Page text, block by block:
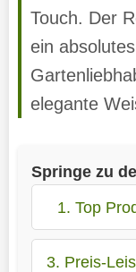
Touch. Der
ein
elegante
Springe zu
1. Top
3. Preis-